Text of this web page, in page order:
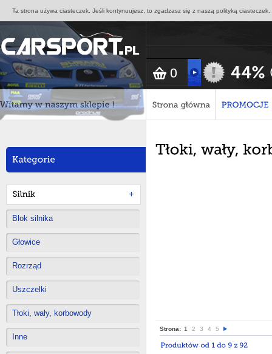
+
Blok silnika
Głowice
Rozrząd
Uszczelki
Tłoki, wały, korbowody
Inne
Strona: 1 2 3 4 5
Ta strona używa ciasteczek. Jeśli kontynuujesz, to zgadzasz się z naszą polityką ciasteczek.